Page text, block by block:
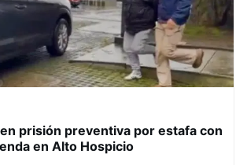
prisión preventiva por estafa con
en Alto Hospicio